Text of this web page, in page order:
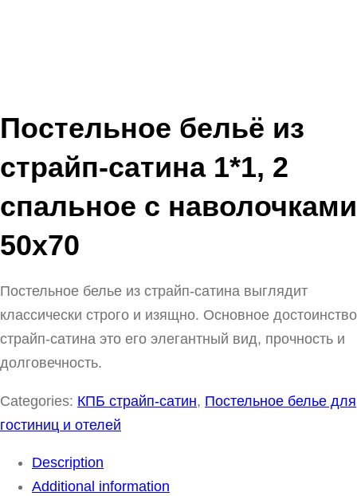
Постельное бельё из
страйп-сатина 1*1, 2
спальное с наволочками
50х70
Постельное белье из страйп-сатина выглядит
классически строго и изящно. Основное достоинство
страйп-сатина это его элегантный вид, прочность и
долговечность.
Categories: КПБ страйп-сатин, Постельное белье для
гостиниц и отелей
Description
Additional information